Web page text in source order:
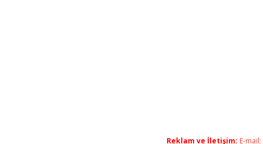
Reklam ve İletişim: E-mail: